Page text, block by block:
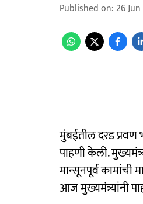
Published on: 26
मुंबईतील दरड
पाहणी केली.
मान्सूनपूर्व
आज मुख्यमंत्र्यांनी